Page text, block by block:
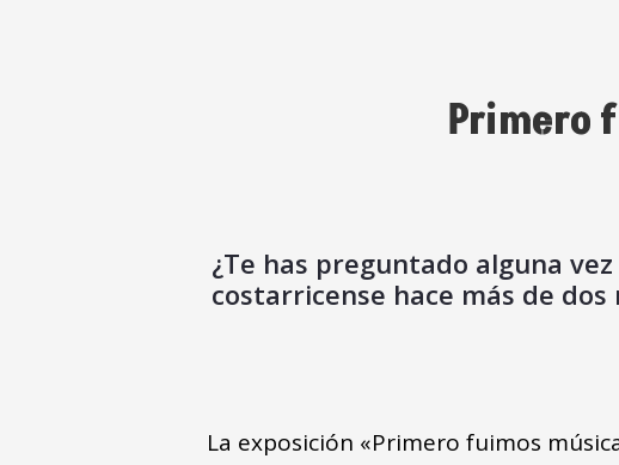
Primero
¿Te has preguntado alguna
costarricense hace más de dos
La exposición «Primero fuimos